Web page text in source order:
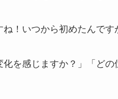
！いつから初めたんです
を感じますか？」「ど